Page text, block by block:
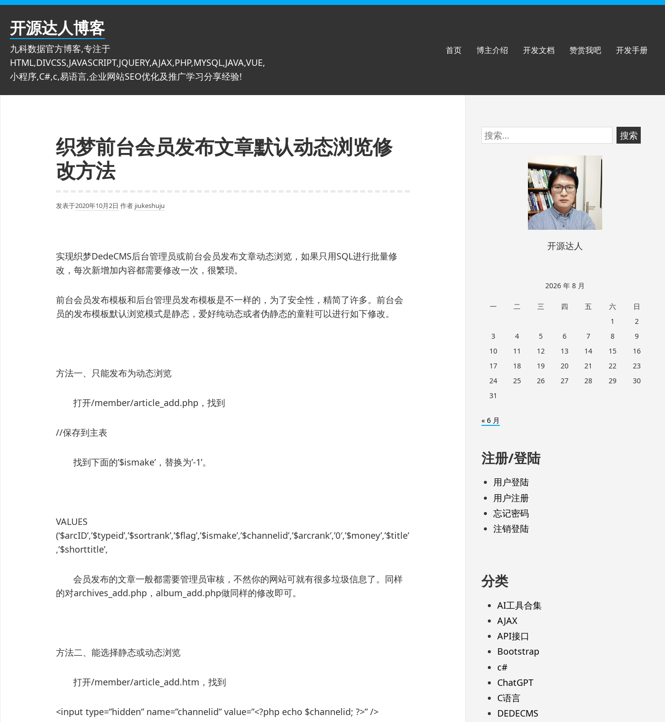
跳
开源达人博客
九科数据官方博客,专注于
HTML,DIVCSS,JAVASCRIPT,JQUERY,AJAX,PHP,MYSQL,JAVA,VUE,
小程序,C#,c,易语言,企业网站SEO优化及推广学习分享经验!
首页 博主介绍 开发文档 赞赏我吧 开发手册
织梦前台会员发布文章默认动态浏览修
改方法
发表于2020年10月2日 作者 jiukeshuju
实现织梦DedeCMS后台管理员或前台会员发布文章动态浏览，如果只用SQL进行批量修
改，每次新增加内容都需要修改一次，很繁琐。
前台会员发布模板和后台管理员发布模板是不一样的，为了安全性，精简了许多。前台会
员的发布模板默认浏览模式是静态，爱好纯动态或者伪静态的童鞋可以进行如下修改。
方法一、只能发布为动态浏览
打开/member/article_add.php，找到
//保存到主表
找到下面的’$ismake’，替换为’-1’。
VALUES
(‘$arcID’,’$typeid’,’$sortrank’,’$flag’,’$ismake’,’$channelid’,’$arcrank’,’0′,’$money’,’$title’
,’$shorttitle’,
会员发布的文章一般都需要管理员审核，不然你的网站可就有很多垃圾信息了。同样
的对archives_add.php，album_add.php做同样的修改即可。
方法二、能选择静态或动态浏览
打开/member/article_add.htm，找到
<input type=”hidden” name=”channelid” value=”<?php echo $channelid; ?>” />
跳
至
搜
索：
开源达人
2026 年 8 月
一 二 三 四 五 六
日
1
2
3
4 5 6 7 8
9
10
11 12 13 14 15
16
17
18 19 20 21 22
23
24
25 26 27 28 29
30
31
« 6 月
注册/登陆
用户登陆
用户注册
忘记密码
注销登陆
分类
AI工具合集
AJAX
API接口
Bootstrap
c#
ChatGPT
C语言
DEDECMS